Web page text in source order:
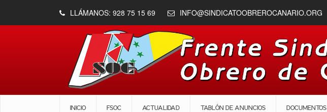
LLÁMANOS: 928 75 15 69 INFO@SINDICATOOBREROCANARIO.ORG
INICIO FSOC ACTUALIDAD TABLÓN DE ANUNCIOS DOCUMENTOS